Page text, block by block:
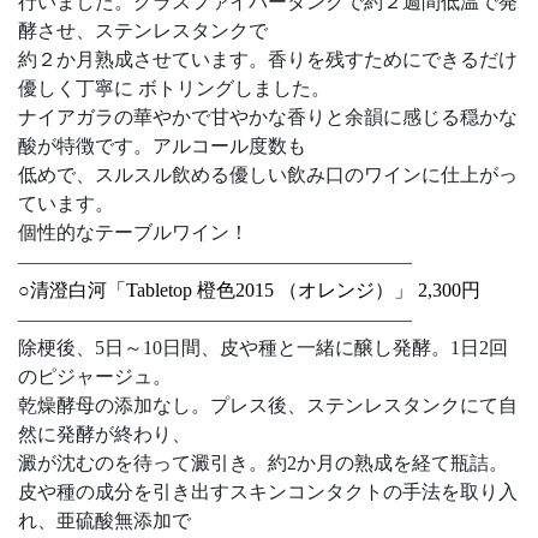
酵させ、ステンレスタンクで
約２か月熟成させています。香りを残すためにできるだけ
優しく丁寧に ボトリングしました。
ナイアガラの華やかで甘やかな香りと余韻に感じる穏かな
酸が特徴です。アルコール度数も
低めで、スルスル飲める優しい飲み口のワインに仕上がっ
ています。
個性的なテーブルワイン！
————————————————————–
○清澄白河「Tabletop 橙色2015 （オレンジ）」 2,300円
————————————————————–
除梗後、5日～10日間、皮や種と一緒に醸し発酵。1日2回
のピジャージュ。
乾燥酵母の添加なし。プレス後、ステンレスタンクにて自
然に発酵が終わり、
澱が沈むのを待って澱引き。約2か月の熟成を経て瓶詰。
皮や種の成分を引き出すスキンコンタクトの手法を取り入
れ、亜硫酸無添加で